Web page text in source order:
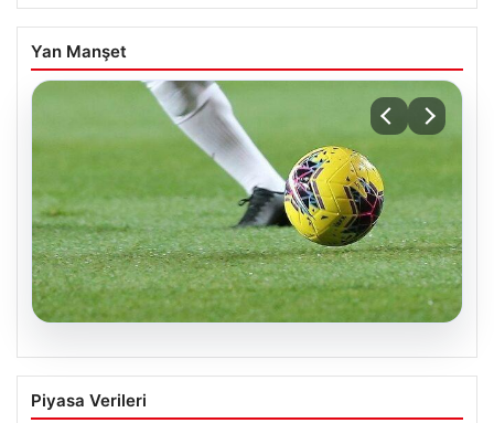
Yan Manşet
08.08.2026
Bugün hangi maçlar var? 08 Ağustos
Cumartesi 2026 günün maç programı,
Piyasa Verileri